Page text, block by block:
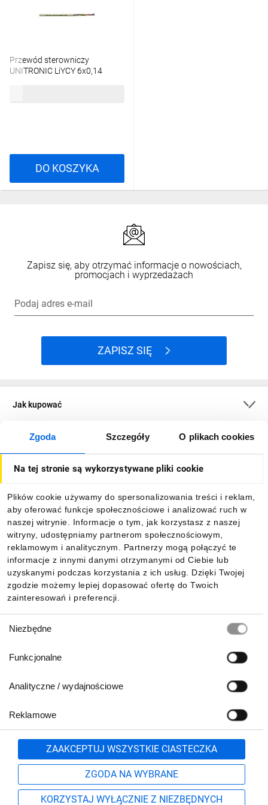
Zgoda Szczegóły O plikach cookies
Na tej stronie są wykorzystywane pliki cookie
Plików cookie używamy do spersonalizowania treści i reklam,
aby oferować funkcje społecznościowe i analizować ruch w
naszej witrynie. Informacje o tym, jak korzystasz z naszej
witryny, udostępniamy partnerom społecznościowym,
reklamowym i analitycznym. Partnerzy mogą połączyć te
informacje z innymi danymi otrzymanymi od Ciebie lub
uzyskanymi podczas korzystania z ich usług. Dzięki Twojej
zgodzie możemy lepiej dopasować ofertę do Twoich
zainteresowań i preferencji.
zgody
Niezbędne
Funkcjonalne
Analityczne / wydajnościowe
Reklamowe
ZAAKCEPTUJ WSZYSTKIE CIASTECZKA
ZGODA NA WYBRANE
KORZYSTAJ WYŁĄCZNIE Z NIEZBĘDNYCH
Przewód sterowniczy
UNITRONIC LiYCY 6x0,14
DO KOSZYKA
Zapisz się, aby otrzymać informacje o nowościach,
promocjach i wyprzedażach
Podaj adres e-mail
ZAPISZ SIĘ
Jak kupować
O firmie
Informacje
Pobierz naszą aplikację mobilną:
801 500 700 lub
71 37 61 600
Formularz kontaktowy